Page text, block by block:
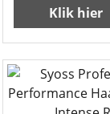
Klik hier